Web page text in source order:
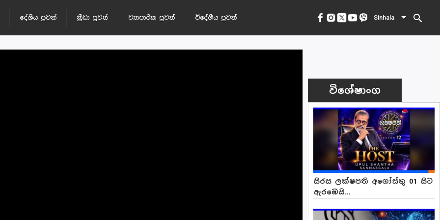
දේශීය පුවත් ක්‍රීඩා පුවත් ව්‍යාපාරික පුවත් විදේශීය පුවත් Sinhala search
විශේෂාංග
සිරස ලක්ෂපති අගෝස්තු 01 සිට
ඇරඹෙයි...